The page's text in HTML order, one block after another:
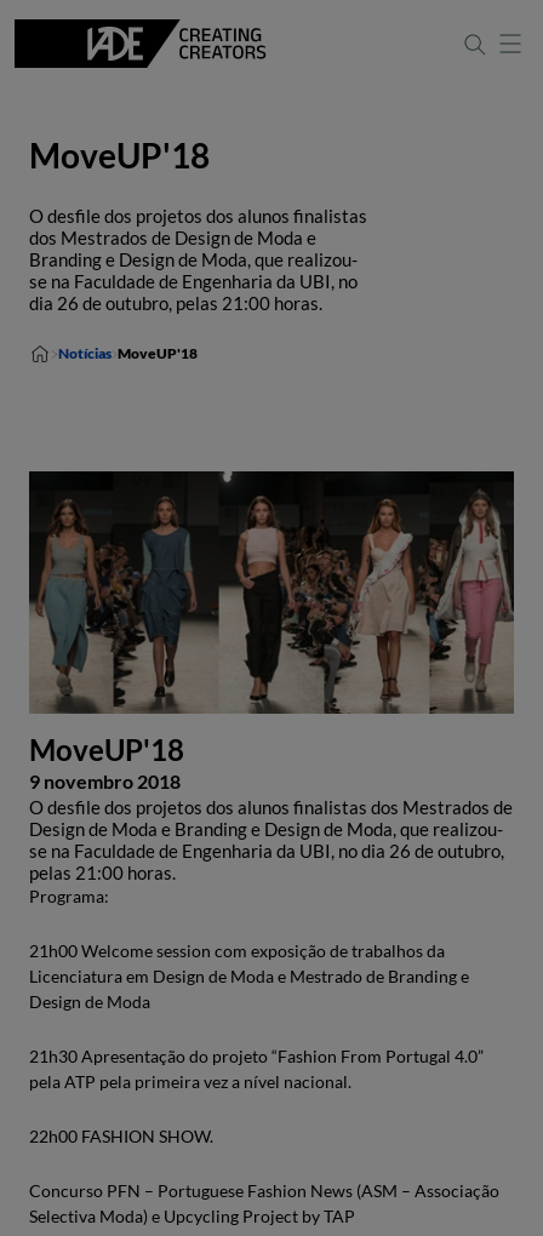
MoveUP'18
O desfile dos projetos dos alunos finalistas
dos Mestrados de Design de Moda e
Branding e Design de Moda, que realizou-
se na Faculdade de Engenharia da UBI, no
dia 26 de outubro, pelas 21:00 horas.
Notícias MoveUP'18
MoveUP'18
9 novembro 2018
O desfile dos projetos dos alunos finalistas dos Mestrados de
Design de Moda e Branding e Design de Moda, que realizou-
se na Faculdade de Engenharia da UBI, no dia 26 de outubro,
pelas 21:00 horas.
Programa:
21h00 Welcome session com exposição de trabalhos da
Licenciatura em Design de Moda e Mestrado de Branding e
Design de Moda
21h30 Apresentação do projeto “Fashion From Portugal 4.0”
pela ATP pela primeira vez a nível nacional.
22h00 FASHION SHOW.
Concurso PFN – Portuguese Fashion News (ASM – Associação
Selectiva Moda) e Upcycling Project by TAP